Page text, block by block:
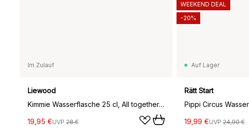
Im Zulauf
Liewood
Kimmie Wasserflasche 25 cl, All together-Sandy
19,95 €UVP 28 €
Auf Lager
Rätt Start
Pippi Circus
19,99 €UVP 24,90 €
WEEKEND DEAL
-20%